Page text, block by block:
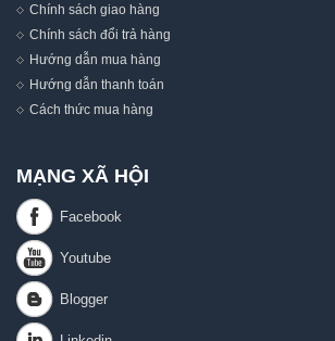
Chính sách giao hàng
Chính sách đổi trả hàng
Hướng dẫn mua hàng
Hướng dẫn thanh toán
Cách thức mua hàng
MẠNG XÃ HỘI